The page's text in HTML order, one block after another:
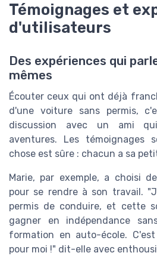
Témoignages et
d'utilisateurs
Des expériences qui
mêmes
Écouter ceux qui ont déjà
d'une voiture sans permis,
discussion avec un ami
aventures. Les témoignages
chose est sûre : chacun a sa
Marie, par exemple, a choisi
pour se rendre à son travail.
permis de conduire, et cette
gagner en indépendance
formation en auto-école.
pour moi !" dit-elle avec